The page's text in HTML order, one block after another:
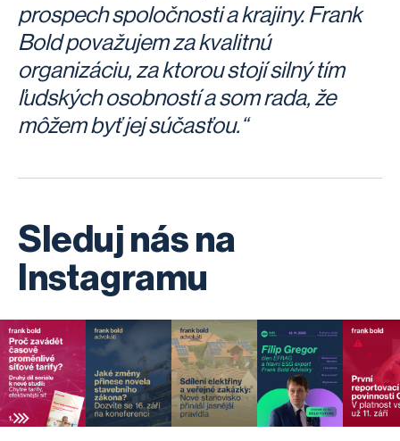
prospech spoločnosti a krajiny. Frank
Bold považujem za kvalitnú
organizáciu, za ktorou stojí silný tím
ľudských osobností a som rada, že
môžem byť jej súčasťou.“
Sleduj nás na
Instagramu